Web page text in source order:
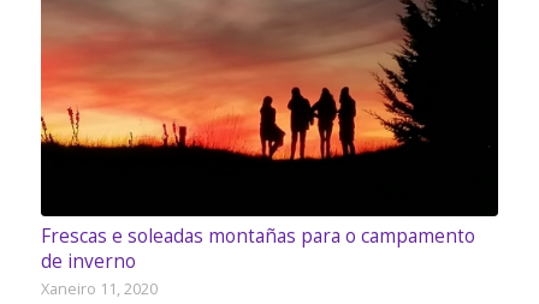
Frescas e soleadas montañas para o campamento
de inverno
Xaneiro 11, 2020